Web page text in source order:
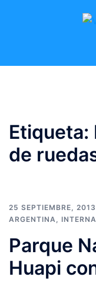
Etiqueta:
de
25 SEPTIEMBRE, 2013
ARGENTINA
Parque
Huapi